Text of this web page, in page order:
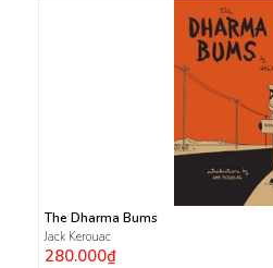
The Dharma Bums
Jack Kerouac
280.000₫